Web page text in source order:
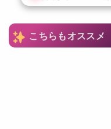
こちらもオススメ